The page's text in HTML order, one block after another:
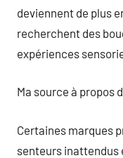
deviennent de plus
recherchent des
expériences
Ma source à propos
Certaines marques
senteurs inattendus